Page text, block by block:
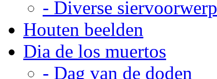
- Diverse
Houten beelden
Dia de los muertos
- Dag van de doden